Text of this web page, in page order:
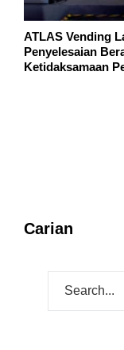
ATLAS Vending
Penyelesaian
Ketidaksamaan
Carian